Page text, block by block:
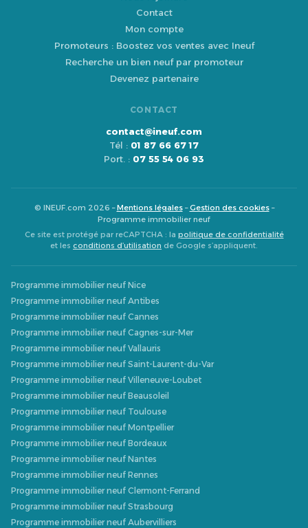
Contact
Mon compte
Promoteurs : Boostez vos ventes avec Ineuf
Recherche un bien neuf par promoteur
Devenez partenaire
CONTACT
contact@ineuf.com
Tél : 01 87 66 67 17
Port. : 07 55 54 06 93
© INEUF.com 2026 –Mentions légales–Gestion des cookies–
Programme immobilier neuf
Ce site est protégé par reCAPTCHA : la politique de confidentialité
et les conditions d’utilisation de Google s’appliquent.
Programme immobilier neuf Nice
Programme immobilier neuf Antibes
Programme immobilier neuf Cannes
Programme immobilier neuf Cagnes-sur-Mer
Programme immobilier neuf Vallauris
Programme immobilier neuf Saint-Laurent-du-Var
Programme immobilier neuf Villeneuve-Loubet
Programme immobilier neuf Beausoleil
Programme immobilier neuf Toulouse
Programme immobilier neuf Montpellier
Programme immobilier neuf Bordeaux
Programme immobilier neuf Nantes
Programme immobilier neuf Rennes
Programme immobilier neuf Clermont-Ferrand
Programme immobilier neuf Strasbourg
Programme immobilier neuf Aubervilliers